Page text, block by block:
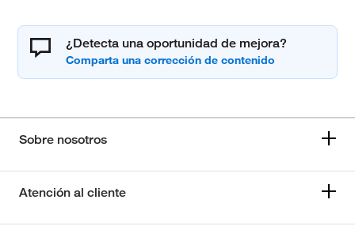
¿Detecta una oportunidad de mejora?
Sobre nosotros
Atención al cliente